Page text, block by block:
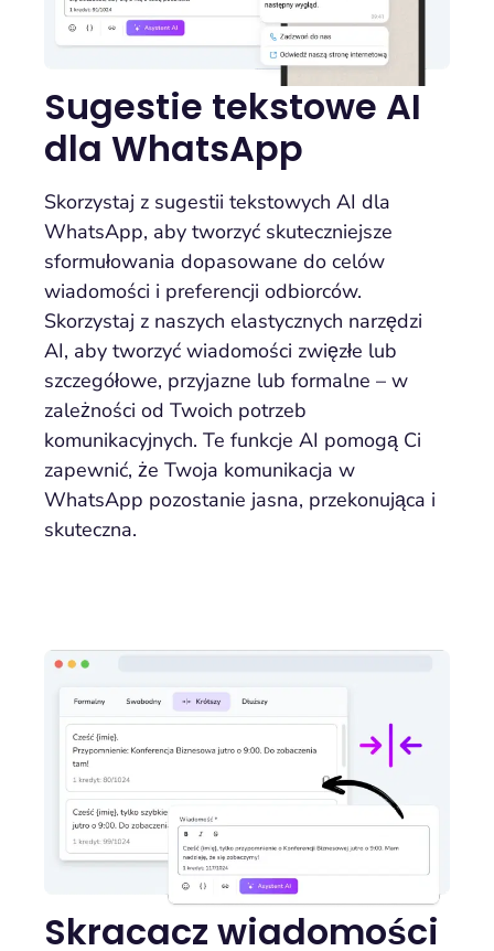
Sugestie tekstowe AI
dla WhatsApp
Skorzystaj z sugestii tekstowych AI dla
WhatsApp, aby tworzyć skuteczniejsze
sformułowania dopasowane do celów
wiadomości i preferencji odbiorców.
Skorzystaj z naszych elastycznych narzędzi
AI, aby tworzyć wiadomości zwięzłe lub
szczegółowe, przyjazne lub formalne – w
zależności od Twoich potrzeb
komunikacyjnych. Te funkcje AI pomogą Ci
zapewnić, że Twoja komunikacja w
WhatsApp pozostanie jasna, przekonująca i
skuteczna.
Skracacz wiadomości